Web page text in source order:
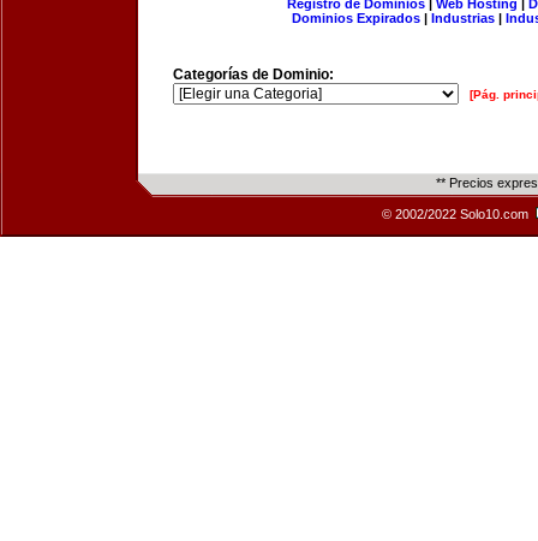
Registro de Dominios| Web Hosting |
Dominios Expirados | Industrias |
Categorías de Dominio:
[Pág.
** Precios
© 2002/2022 Solo10.com